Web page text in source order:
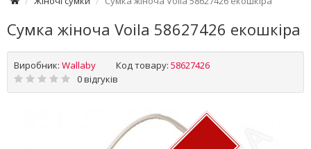
Сумка жіноча Voila 58627426 екошкіра
Виробник: Wallaby Код товару: 58627426
0 відгуків